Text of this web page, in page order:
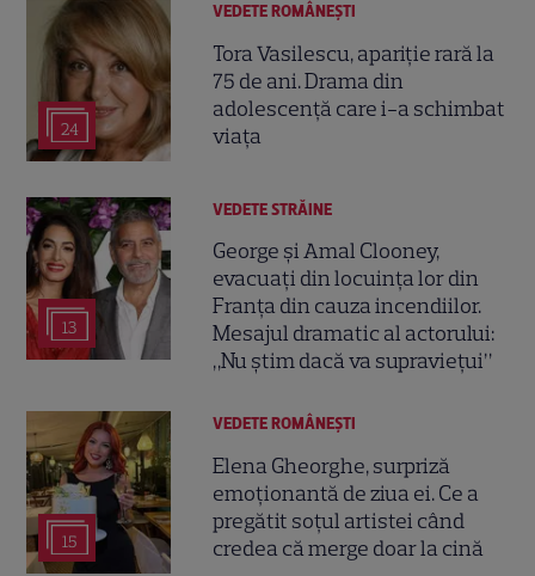
24
VEDETE ROMÂNEŞTI
Tora Vasilescu, apariție rară la
75 de ani. Drama din
adolescență care i-a schimbat
viața
13
VEDETE STRĂINE
George și Amal Clooney,
evacuați din locuința lor din
Franța din cauza incendiilor.
Mesajul dramatic al actorului:
„Nu știm dacă va supraviețui”
15
VEDETE ROMÂNEŞTI
Elena Gheorghe, surpriză
emoționantă de ziua ei. Ce a
pregătit soțul artistei când
credea că merge doar la cină